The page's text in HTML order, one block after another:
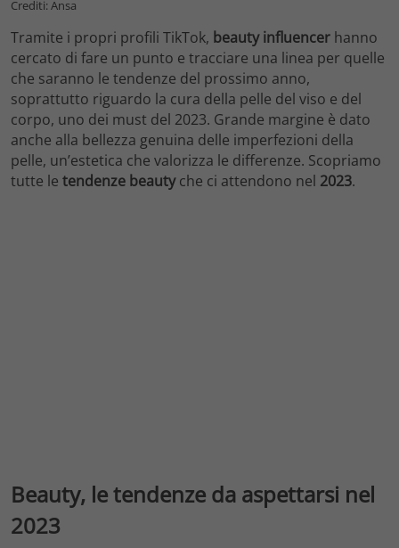
Crediti: Ansa
Tramite i propri profili TikTok, beauty influencer hanno
cercato di fare un punto e tracciare una linea per quelle
che saranno le tendenze del prossimo anno,
soprattutto riguardo la cura della pelle del viso e del
corpo, uno dei must del 2023. Grande margine è dato
anche alla bellezza genuina delle imperfezioni della
pelle, un’estetica che valorizza le differenze. Scopriamo
tutte le tendenze beautyche ci attendono nel 2023.
Beauty, le tendenze da aspettarsi nel
2023